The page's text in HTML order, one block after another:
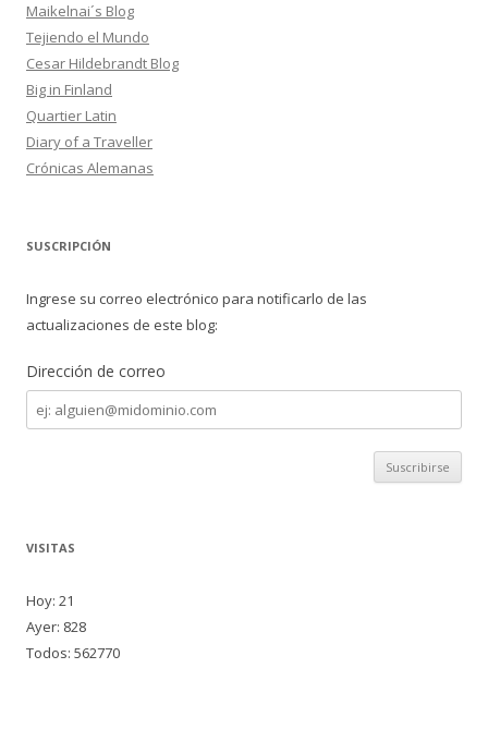
Maikelnai´s Blog
Tejiendo el Mundo
Cesar Hildebrandt Blog
Big in Finland
Quartier Latin
Diary of a Traveller
Crónicas Alemanas
SUSCRIPCIÓN
Ingrese su correo electrónico para notificarlo de las
actualizaciones de este blog:
Dirección de correo
Dirección
de
correo
VISITAS
Hoy: 21
Ayer: 828
Todos: 562770